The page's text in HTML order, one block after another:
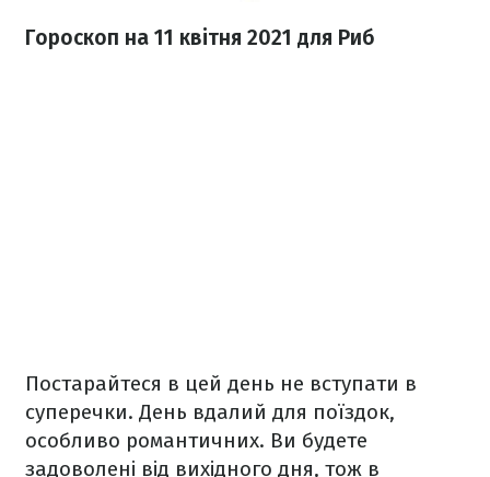
Гороскоп на 11 квітня 2021 для Риб
Постарайтеся в цей день не вступати в
суперечки. День вдалий для поїздок,
особливо романтичних. Ви будете
задоволені від вихідного дня, тож в